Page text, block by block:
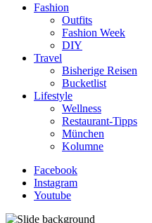
Fashion
Outfits
Fashion Week
DIY
Travel
Bisherige Reisen
Bucketlist
Lifestyle
Wellness
Restaurant-Tipps
München
Kolumne
Facebook
Instagram
Youtube